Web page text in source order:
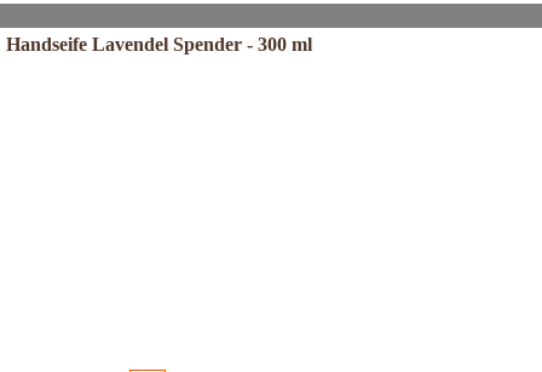
Handseife Lavendel Spender - 300 ml